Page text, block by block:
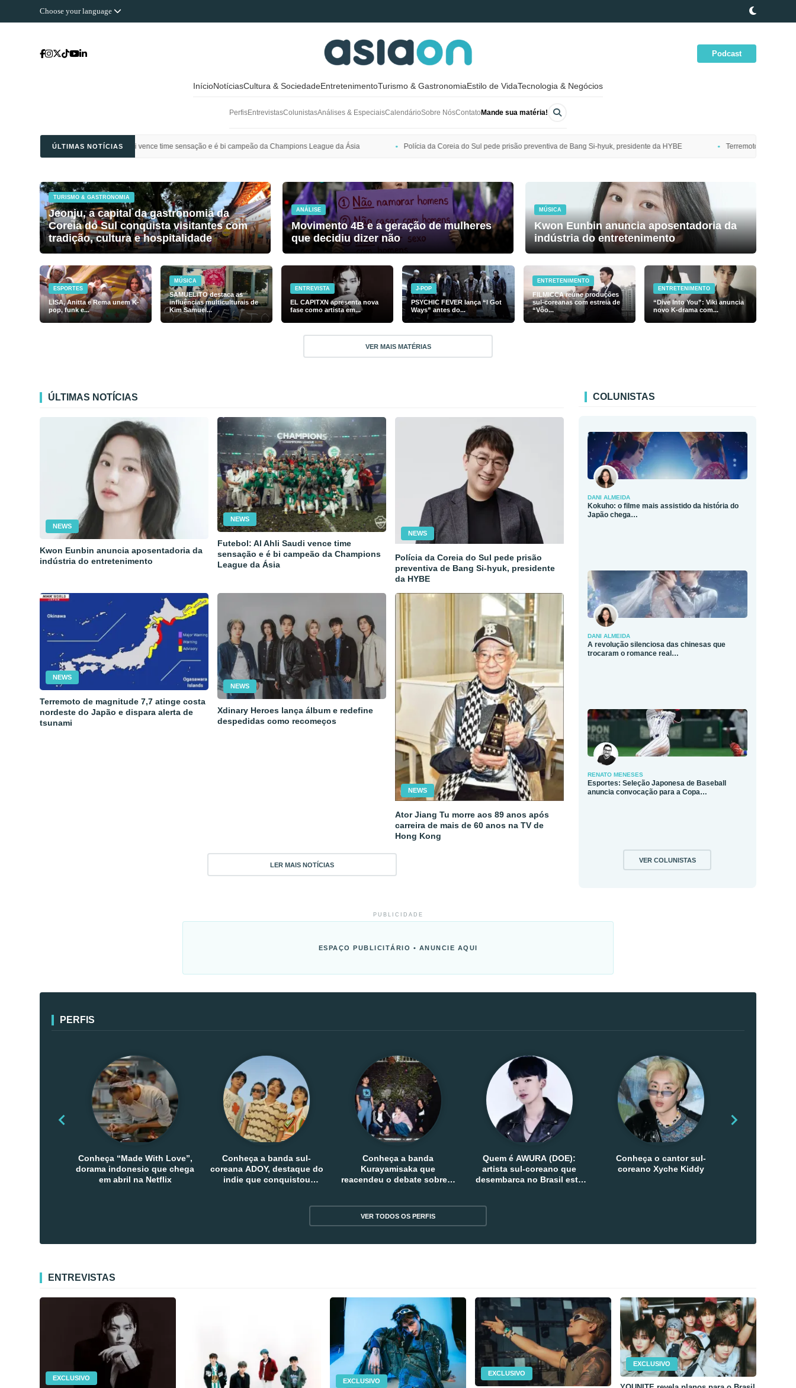
Choose your language
Podcast
InícioNotíciasCultura & SociedadeEntretenimentoTurismo & GastronomiaEstilo de VidaTecnologia & Negócios
PerfisEntrevistasColunistasAnálises & EspeciaisCalendárioSobre NósContato Mande sua matéria!
ÚLTIMAS NOTÍCIAS
Saudi vence time sensação e é bi campeão da Champions League da Ásia Polícia da Coreia do Sul pede prisão preventiva de Bang Si-hyuk, presidente da HYBE Terremoto de magnitude 7,7 atinge costa nordeste do
TURISMO & GASTRONOMIA
Jeonju, a capital da gastronomia da
Coreia do Sul conquista visitantes com
tradição, cultura e hospitalidade
ANÁLISE
Movimento 4B e a geração de mulheres
que decidiu dizer não
MÚSICA
Kwon Eunbin anuncia aposentadoria da
indústria do entretenimento
ESPORTES
LISA, Anitta e Rema unem K-
pop, funk e...
MÚSICA
SAMUELiTO destaca as
influências multiculturais de
Kim Samuel...
ENTREVISTA
EL CAPITXN apresenta nova
fase como artista em...
J-POP
PSYCHIC FEVER lança “I Got
Ways” antes do...
ENTRETENIMENTO
FILMICCA reúne produções
sul-coreanas com estreia de
“Vôo...
ENTRETENIMENTO
“Dive Into You”: Viki anuncia
novo K-drama com...
VER MAIS MATÉRIAS
ÚLTIMAS NOTÍCIAS
NEWS
Kwon Eunbin anuncia aposentadoria da
indústria do entretenimento
NEWS
Futebol: Al Ahli Saudi vence time
sensação e é bi campeão da Champions
League da Ásia
NEWS
Polícia da Coreia do Sul pede prisão
preventiva de Bang Si-hyuk, presidente
da HYBE
NEWS
Terremoto de magnitude 7,7 atinge costa
nordeste do Japão e dispara alerta de
tsunami
NEWS
Xdinary Heroes lança álbum e redefine
despedidas como recomeços
NEWS
Ator Jiang Tu morre aos 89 anos após
carreira de mais de 60 anos na TV de
Hong Kong
LER MAIS NOTÍCIAS
COLUNISTAS
DANI ALMEIDA
Kokuho: o filme mais assistido da história do
Japão chega…
DANI ALMEIDA
A revolução silenciosa das chinesas que
trocaram o romance real…
RENATO MENESES
Esportes: Seleção Japonesa de Baseball
anuncia convocação para a Copa…
VER COLUNISTAS
PUBLICIDADE
ESPAÇO PUBLICITÁRIO • ANUNCIE AQUI
PERFIS
Conheça “Made With Love”,
dorama indonesio que chega
em abril na Netflix
Conheça a banda sul-
coreana ADOY, destaque do
indie que conquistou
Conheça a banda
Kurayamisaka que
reacendeu o debate sobre o
Quem é AWURA (DOE):
artista sul-coreano que
desembarca no Brasil esta
Conheça o cantor sul-
coreano Xyche Kiddy
VER TODOS OS PERFIS
ENTREVISTAS
EXCLUSIVO EXCLUSIVO
EXCLUSIVO
EXCLUSIVO